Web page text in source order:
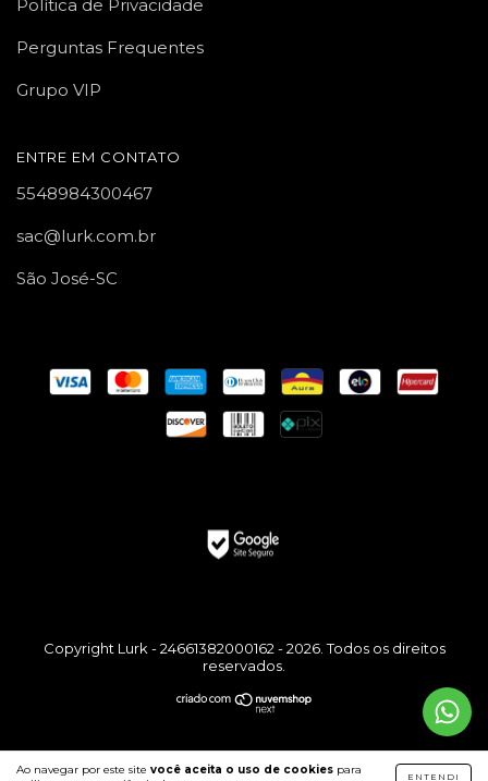
Ao navegar por este site você aceita o uso de cookies para
ENTENDI
Política de Privacidade
Perguntas Frequentes
Grupo VIP
ENTRE EM CONTATO
5548984300467
sac@lurk.com.br
São José-SC
Copyright Lurk - 24661382000162 - 2026. Todos os direitos
reservados.